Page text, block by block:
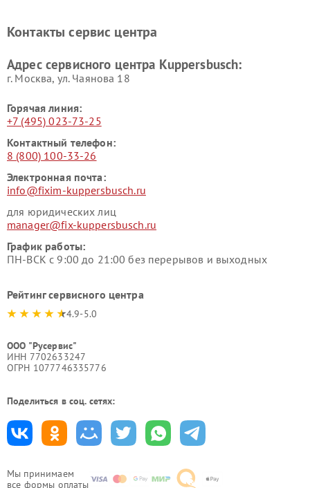
Мы принимаем
все формы оплаты
Kuppersbusch
вакуумных упаковщиков
Ремонт сушильных машин Kuppersbusch
Контакты сервис центра
Адрес сервисного центра Kuppersbusch:
г. Москва, ул. Чаянова 18
Горячая линия:
+7 (495) 023-73-25
Контактный телефон:
8 (800) 100-33-26
Электронная почта:
info@fixim-kuppersbusch.ru
для юридических лиц
manager@fix-kuppersbusch.ru
График работы:
ПН-ВСК с 9:00 до 21:00 без перерывов и выходных
Рейтинг сервисного центра
4.9-5.0
ООО "Русервис"
ИНН 7702633247
ОГРН 1077746335776
Поделиться в соц. сетях: